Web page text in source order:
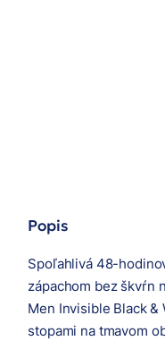
Popis
Spoľahlivá 48-
zápachom bez škvŕn
Men Invisible Black
stopami na tmavom